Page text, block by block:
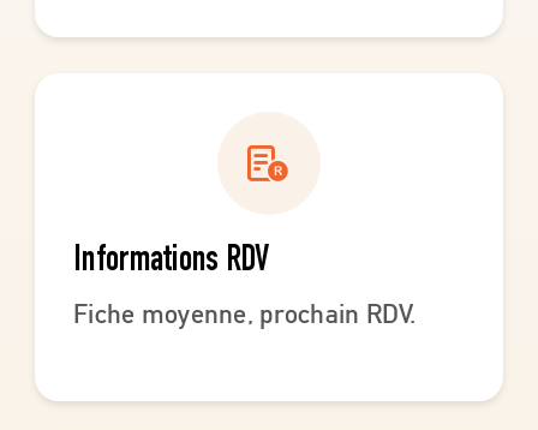
Informations RDV
Fiche moyenne, prochain RDV.